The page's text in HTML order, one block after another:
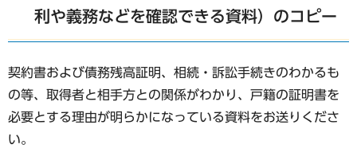
利や義務などを確認できる資料）のコピー
契約書および債務残高証明、相続・訴訟手続きのわかるも
の等、取得者と相手方との関係がわかり、戸籍の証明書を
必要とする理由が明らかになっている資料をお送りくださ
い。